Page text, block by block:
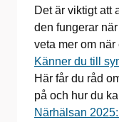
Det är viktigt att
den fungerar
veta mer om
Känner du till
Här får du råd
på och hur du
Närhälsan